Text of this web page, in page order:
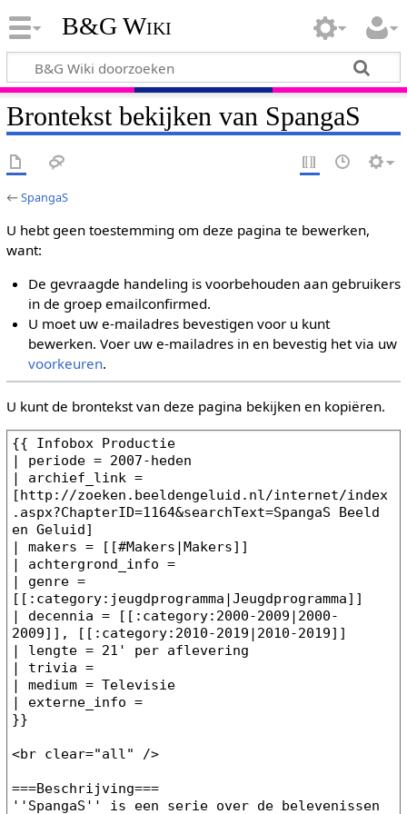
B&G Wiki
Brontekst bekijken van SpangaS
←SpangaS
U hebt geen toestemming om deze pagina te bewerken,
want:
De gevraagde handeling is voorbehouden aan gebruikers
in de groep emailconfirmed.
U moet uw e-mailadres bevestigen voor u kunt
bewerken. Voer uw e-mailadres in en bevestig het via uw
voorkeuren.
U kunt de brontekst van deze pagina bekijken en kopiëren.